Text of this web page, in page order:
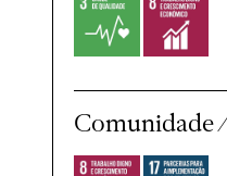
Comunidade